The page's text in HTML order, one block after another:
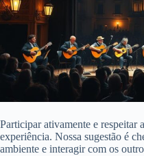
Participar ativamente e respeitar
experiência. Nossa sugestão é
ambiente e interagir com os